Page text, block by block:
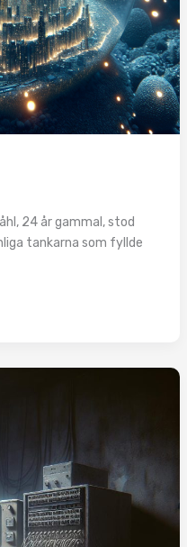
24 år gammal, stod
tankarna som fyllde